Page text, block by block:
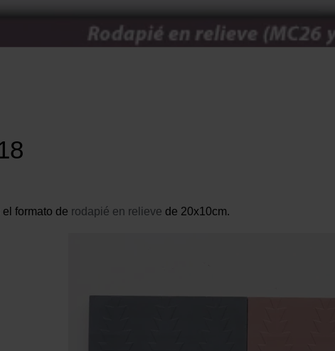
el formato de rodapié en relieve de 20x10cm.